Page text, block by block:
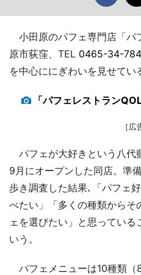
小田原のパフェ専門店「パ
原市荻窪、TEL 0465-34-
を中心ににぎわいを見せてい
「パフェレストランQOL
［広
パフェが大好きという八代
9月にオープンした同店。準
歩き調査した結果､「パフェ
べたい」「多くの種類からそ
ェを選びたい」と思っている
いう。
パフェメニューは10種類（